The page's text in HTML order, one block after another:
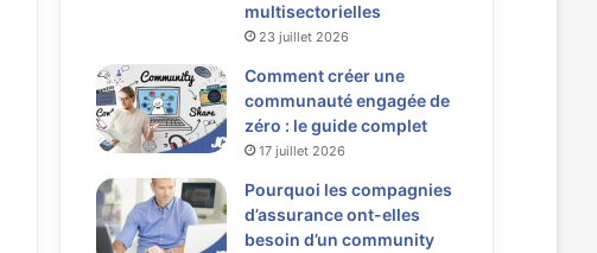
multisectorielles
23 juillet 2026
Comment créer une
communauté engagée de
zéro : le guide complet
17 juillet 2026
Pourquoi les compagnies
d’assurance ont-elles
besoin d’un community